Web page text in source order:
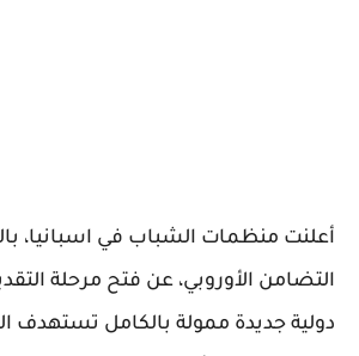
أعلنت منظمات الشباب في اسبانيا،
التضامن الأوروبي، عن فتح مرحلة
دولية جديدة ممولة بالكامل تستهدف